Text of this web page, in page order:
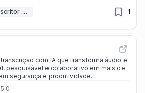
Transcritor de IA 1
com IA que transforma áudio e
pesquisável e colaborativo em mais de
segurança e produtividade.
5.0